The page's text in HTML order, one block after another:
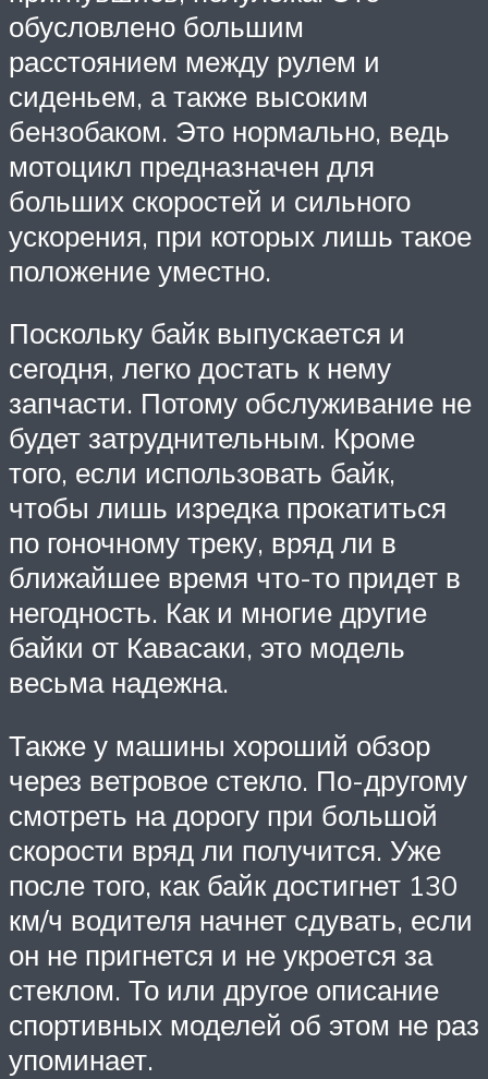
обусловлено большим
расстоянием между рулем и
сиденьем, а также высоким
бензобаком. Это нормально, ведь
мотоцикл предназначен для
больших скоростей и сильного
ускорения, при которых лишь такое
положение уместно.
Поскольку байк выпускается и
сегодня, легко достать к нему
запчасти. Потому обслуживание не
будет затруднительным. Кроме
того, если использовать байк,
чтобы лишь изредка прокатиться
по гоночному треку, вряд ли в
ближайшее время что-то придет в
негодность. Как и многие другие
байки от Кавасаки, это модель
весьма надежна.
Также у машины хороший обзор
через ветровое стекло. По-другому
смотреть на дорогу при большой
скорости вряд ли получится. Уже
после того, как байк достигнет 130
км/ч водителя начнет сдувать, если
он не пригнется и не укроется за
стеклом. То или другое описание
спортивных моделей об этом не раз
упоминает.